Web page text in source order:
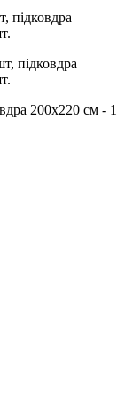
підковдра
підковдра
200х220 см - 1